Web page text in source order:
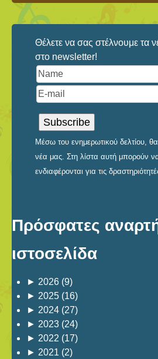
Θέλετε να σας στέλνουμε τα
στο newsletter!
Μέσω του ενημερωτικού δελτίου,
νέα μας. Στη λίστα αυτή μπορούν
ενδιαφέρονται για τις
Πρόσφατες
ιστοσελίδα
► 2026 (9)
► 2025 (16)
► 2024 (27)
► 2023 (24)
► 2022 (17)
► 2021 (2)